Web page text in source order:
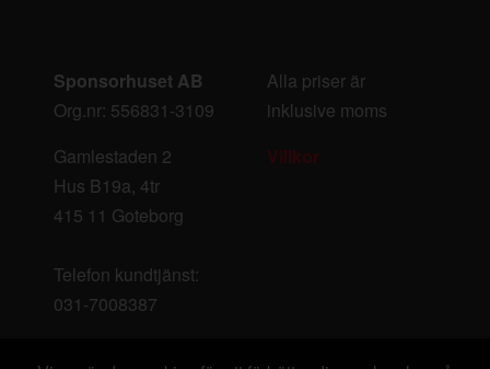
Sponsorhuset AB
Org.nr: 556831-3109
Gamlestaden 2
Hus B19a, 4tr
415 11 Goteborg
Telefon kundtjänst:
031-7008387
Alla priser är
inklusive moms
Villkor